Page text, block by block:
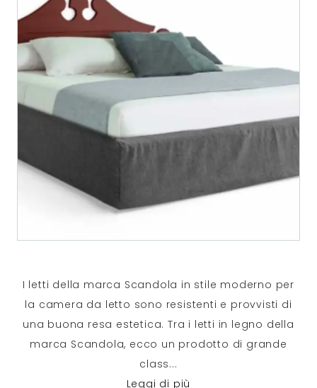
I letti della marca Scandola in stile moderno per
la camera da letto sono resistenti e provvisti di
una buona resa estetica. Tra i letti in legno della
marca Scandola, ecco un prodotto di grande
class...
Leggi di più